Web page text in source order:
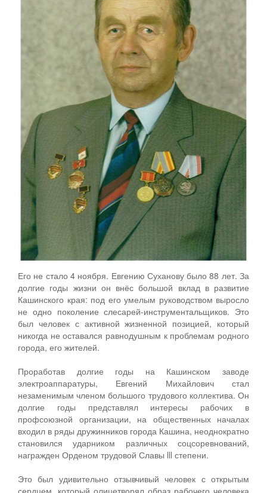
Его не стало 4 ноября. Евгению Суханову было 88 лет. За
долгие годы жизни он внёс большой вклад в развитие
Кашинского края: под его умелым руководством выросло
не одно поколение слесарей-инструментальщиков. Это
был человек с активной жизненной позицией, который
никогда не оставался равнодушным к проблемам родного
города, его жителей.
Проработав долгие годы на Кашинском заводе
электроаппаратуры, Евгений Михайлович стал
незаменимым членом большого трудового коллектива. Он
долгие годы представлял интересы рабочих в
профсоюзной организации, на общественных началах
входил в ряды дружинников города Кашина, неоднократно
становился ударником различных соцсоревнований,
награжден Орденом трудовой Славы lll степени.
Это был удивительно отзывчивый человек с открытым